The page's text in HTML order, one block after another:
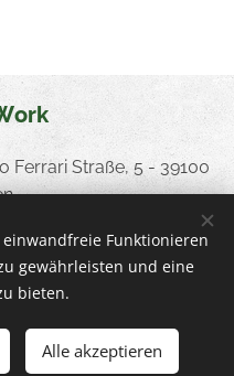
Ferrari Straße, 5 - 39100
0471 054755
@socialwork.coop
••T04ZHR3
Funktionieren
gewährleisten und eine
bieten.
Alle akzeptieren